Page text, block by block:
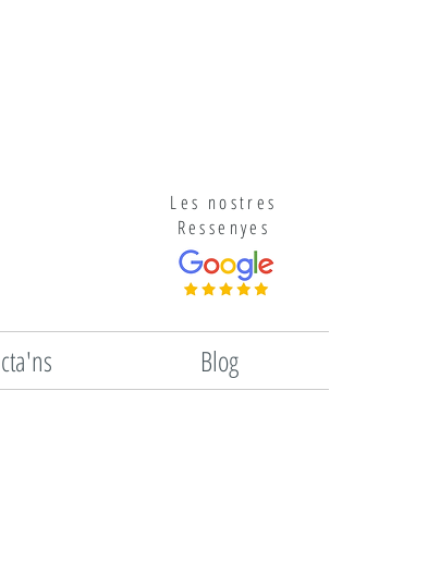
Les nostres
Ressenyes
Blog